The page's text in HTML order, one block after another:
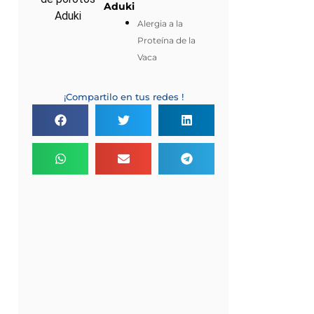
Aduki
Alergia a la
Proteína de la
Vaca
¡Compartilo en tus redes !